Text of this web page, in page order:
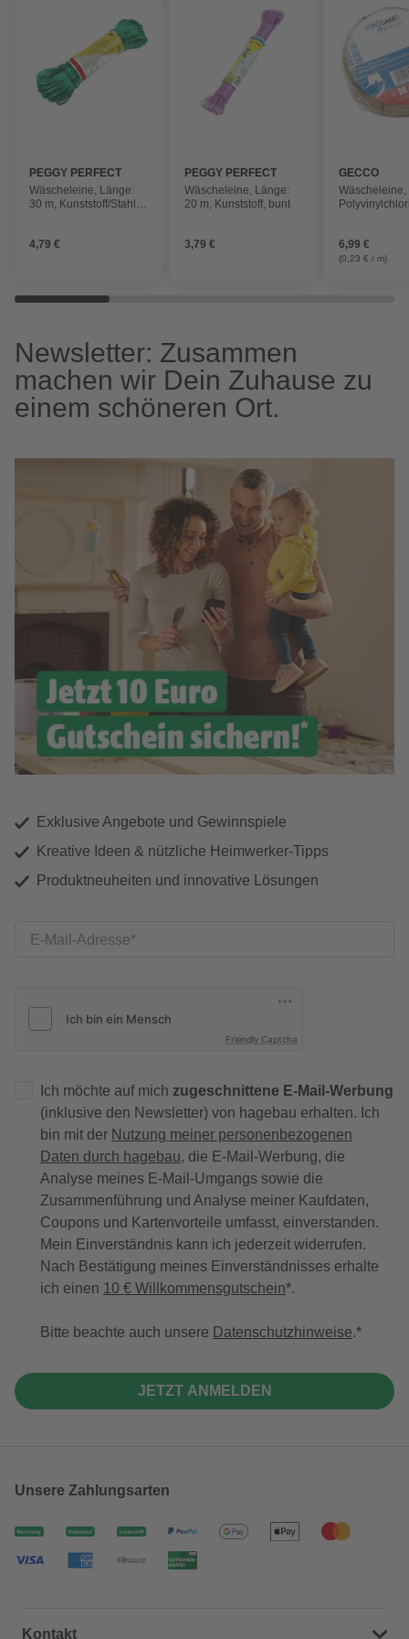
PEGGY PERFECT
Wäscheleine, Länge:
30 m, Kunststoff/Stahl,
4,79 €
PEGGY PERFECT
Wäscheleine, Länge:
20 m, Kunststoff, bunt
3,79 €
GECCO
Wäscheleine,
6,99 €
(0,23 € / m)
Newsletter: Zusammen
machen wir Dein Zuhause zu
einem schöneren Ort.
Exklusive Angebote und Gewinnspiele
Kreative Ideen & nützliche Heimwerker-Tipps
Produktneuheiten und innovative Lösungen
E-Mail-Adresse
Friendly Captcha
Ich möchte auf mich zugeschnittene E-Mail-Werbung
(inklusive den Newsletter) von hagebau erhalten. Ich
bin mit der Nutzung meiner personenbezogenen
Daten durch hagebau, die E-Mail-Werbung, die
Analyse meines E-Mail-Umgangs sowie die
Zusammenführung und Analyse meiner Kaufdaten,
Coupons und Kartenvorteile umfasst, einverstanden.
Mein Einverständnis kann ich jederzeit widerrufen.
Nach Bestätigung meines Einverständnisses erhalte
ich einen 10 € Willkommensgutschein*.
Bitte beachte auch unsere Datenschutzhinweise.
JETZT ANMELDEN
Unsere Zahlungsarten
Kontakt